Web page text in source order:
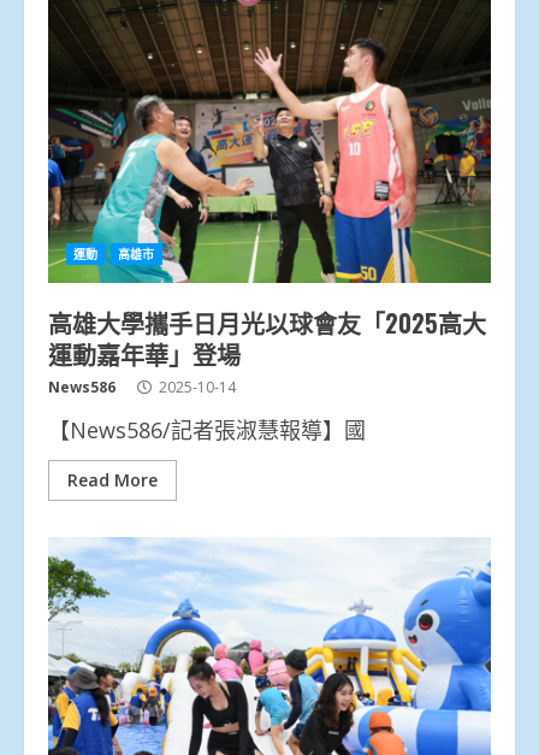
運動 高雄市
高雄大學攜手日月光以球會友「2025高大
運動嘉年華」登場
News586 2025-10-14
【News586/記者張淑慧報導】國
Read More